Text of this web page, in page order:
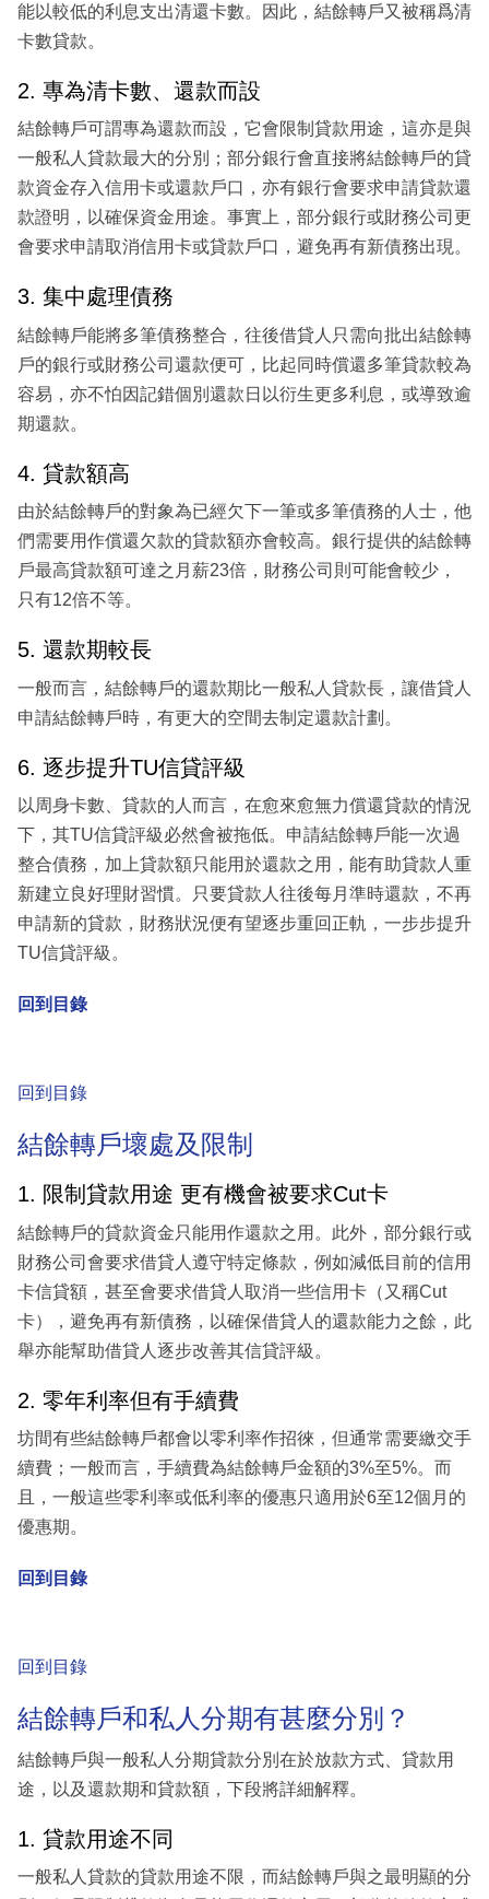
能以較低的利息支出清還卡數。因此，結餘轉戶又被稱爲清
卡數貸款。
2. 專為清卡數、還款而設
結餘轉戶可謂專為還款而設，它會限制貸款用途，這亦是與
一般私人貸款最大的分別；部分銀行會直接將結餘轉戶的貸
款資金存入信用卡或還款戶口，亦有銀行會要求申請貸款還
款證明，以確保資金用途。事實上，部分銀行或財務公司更
會要求申請取消信用卡或貸款戶口，避免再有新債務出現。
3. 集中處理債務
結餘轉戶能將多筆債務整合，往後借貸人只需向批出結餘轉
戶的銀行或財務公司還款便可，比起同時償還多筆貸款較為
容易，亦不怕因記錯個別還款日以衍生更多利息，或導致逾
期還款。
4. 貸款額高
由於結餘轉戶的對象為已經欠下一筆或多筆債務的人士，他
們需要用作償還欠款的貸款額亦會較高。銀行提供的結餘轉
戶最高貸款額可達之月薪23倍，財務公司則可能會較少，
只有12倍不等。
5. 還款期較長
一般而言，結餘轉戶的還款期比一般私人貸款長，讓借貸人
申請結餘轉戶時，有更大的空間去制定還款計劃。
6. 逐步提升TU信貸評級
以周身卡數、貸款的人而言，在愈來愈無力償還貸款的情況
下，其TU信貸評級必然會被拖低。申請結餘轉戶能一次過
整合債務，加上貸款額只能用於還款之用，能有助貸款人重
新建立良好理財習慣。只要貸款人往後每月準時還款，不再
申請新的貸款，財務狀況便有望逐步重回正軌，一步步提升
TU信貸評級。
回到目錄
回到目錄
結餘轉戶壞處及限制
1. 限制貸款用途 更有機會被要求Cut卡
結餘轉戶的貸款資金只能用作還款之用。此外，部分銀行或
財務公司會要求借貸人遵守特定條款，例如減低目前的信用
卡信貸額，甚至會要求借貸人取消一些信用卡（又稱Cut
卡），避免再有新債務，以確保借貸人的還款能力之餘，此
舉亦能幫助借貸人逐步改善其信貸評級。
2. 零年利率但有手續費
坊間有些結餘轉戶都會以零利率作招徠，但通常需要繳交手
續費；一般而言，手續費為結餘轉戶金額的3%至5%。而
且，一般這些零利率或低利率的優惠只適用於6至12個月的
優惠期。
回到目錄
回到目錄
結餘轉戶和私人分期有甚麼分別？
結餘轉戶與一般私人分期貸款分別在於放款方式、貸款用
途，以及還款期和貸款額，下段將詳細解釋。
1. 貸款用途不同
一般私人貸款的貸款用途不限，而結餘轉戶與之最明顯的分